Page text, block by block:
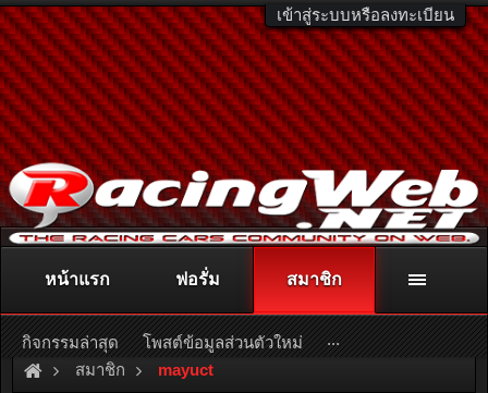
เข้าสู่ระบบหรือลงทะเบียน
ติดต่อลงโฆษณา racingweb@gmail.comหรือโทร. 081-811-1138
หรืออ่านรายละเอียดเพิ่มเติม คลิกที่นี่
สมาชิก mayuct
หน้าแรก ฟอรั่ม สมาชิก
กิจกรรมล่าสุด โพสต์ข้อมูลส่วนตัวใหม่ ...